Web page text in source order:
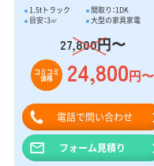
1.5tトラック
間取り：1DK
目安：3㎥
大型の家具家電
27,800円〜
コミコミ
価格 24,800円〜
電話で問い合わせ
フォーム見積り